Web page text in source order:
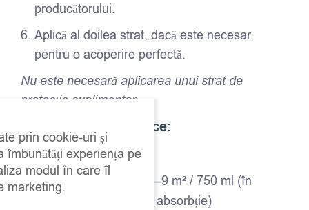
producătorului.
Aplică al doilea strat, dacă este necesar,
pentru o acoperire perfectă.
Nu este necesară aplicarea unui strat de
protecție suplimentar.
Specificații tehnice:
Cantitate:750 ml
Randament:
aprox. 7–9 m² / 750 ml (în
funcție de suprafață și absorbție)
prin cookie-uri și
îmbunătăți experiența pe
modul în care îl
marketing.